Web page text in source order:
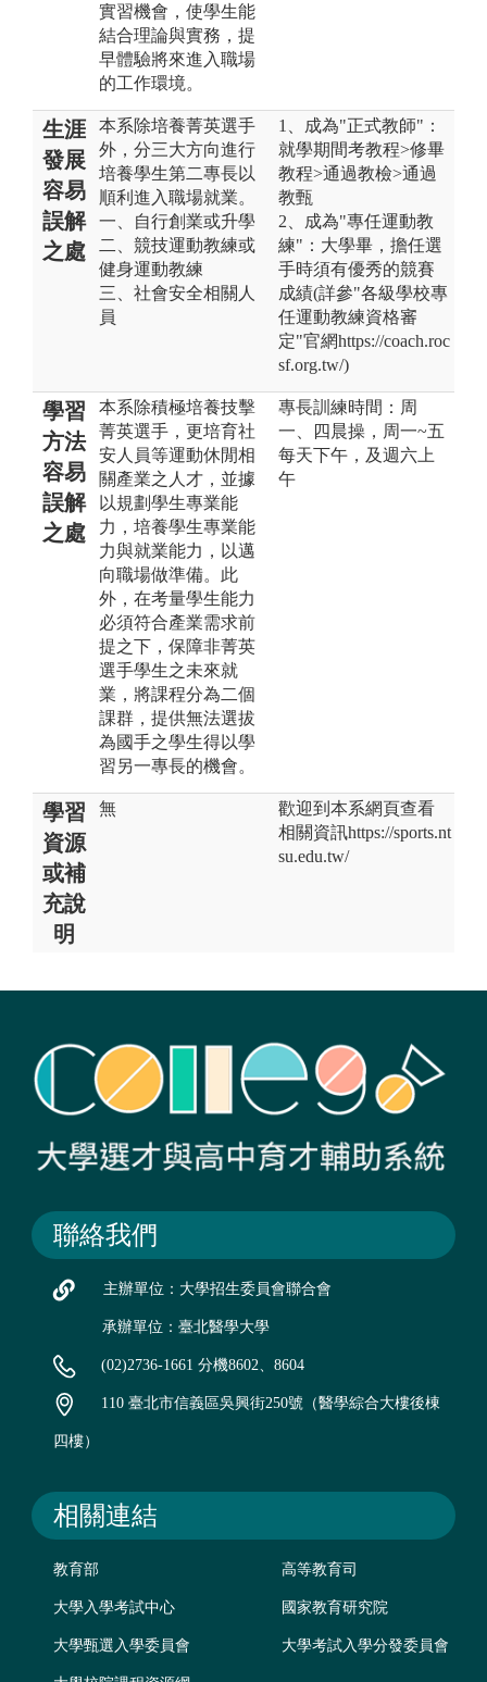
實習機會，使學生能
結合理論與實務，提
早體驗將來進入職場
的工作環境。
生涯
發展
容易
誤解
之處
本系除培養菁英選手
外，分三大方向進行
培養學生第二專長以
順利進入職場就業。
一、自行創業或升學
二、競技運動教練或
健身運動教練
三、社會安全相關人
員
1、成為"正式教師"：
就學期間考教程>修畢
教程>通過教檢>通過
教甄
2、成為"專任運動教
練"：大學畢，擔任選
手時須有優秀的競賽
成績(詳參"各級學校專
任運動教練資格審
定"官網https://coach.roc
sf.org.tw/)
學習
方法
容易
誤解
之處
本系除積極培養技擊
菁英選手，更培育社
安人員等運動休閒相
關產業之人才，並據
以規劃學生專業能
力，培養學生專業能
力與就業能力，以邁
向職場做準備。此
外，在考量學生能力
必須符合產業需求前
提之下，保障非菁英
選手學生之未來就
業，將課程分為二個
課群，提供無法選拔
為國手之學生得以學
習另一專長的機會。
專長訓練時間：周
一、四晨操，周一~五
每天下午，及週六上
午
學習
資源
或補
充說
明
無
歡迎到本系網頁查看
相關資訊https://sports.nt
su.edu.tw/
聯絡我們
主辦單位：大學招生委員會聯合會
承辦單位：臺北醫學大學
(02)2736-1661 分機8602、8604
110 臺北市信義區吳興街250號（醫學綜合大樓後棟
四樓）
相關連結
教育部 高等教育司
大學入學考試中心 國家教育研究院
大學甄選入學委員會 大學考試入學分發委員會